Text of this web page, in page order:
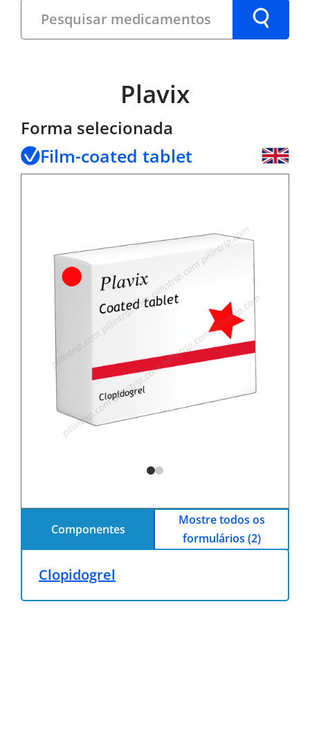
Plavix
Forma selecionada
Film-coated tablet
Componentes
Mostre todos os
formulários (2)
Clopidogrel